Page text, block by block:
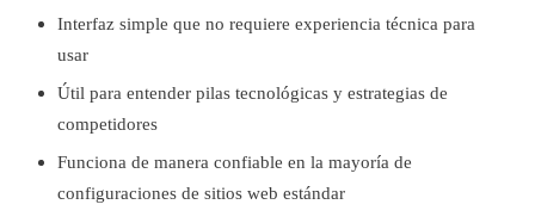
Interfaz simple que no requiere experiencia técnica para
usar
Útil para entender pilas tecnológicas y estrategias de
competidores
Funciona de manera confiable en la mayoría de
configuraciones de sitios web estándar